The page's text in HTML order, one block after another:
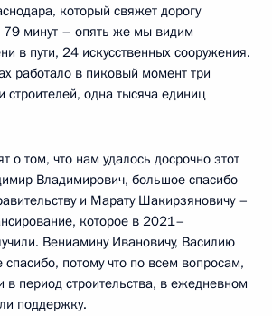
который свяжет дорогу
минут – опять же мы видим
в пути, 24 искусственных сооружения.
работало в пиковый момент три
строителей, одна тысяча единиц
о том, что нам удалось досрочно этот
Владимирович, большое спасибо
и Марату Шакирзяновичу –
которое в 2021–
Вениамину Ивановичу, Василию
потому что по всем вопросам,
в период строительства, в ежедневном
поддержку.